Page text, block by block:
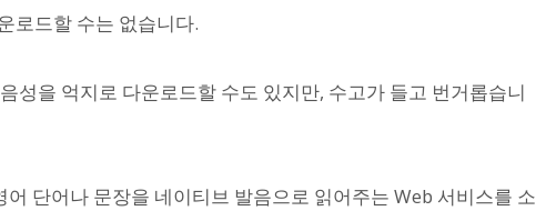
로드할 수는 없습니다.
성을 억지로 다운로드할 수도 있지만, 수고가 들고 번거롭습니
단어나 문장을 네이티브 발음으로 읽어주는 Web 서비스를 소